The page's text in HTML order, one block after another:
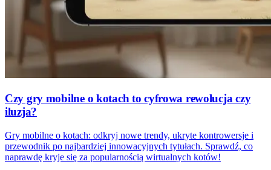
Czy gry mobilne o kotach to cyfrowa rewolucja czy
iluzja?
Gry mobilne o kotach: odkryj nowe trendy, ukryte kontrowersje i
przewodnik po najbardziej innowacyjnych tytułach. Sprawdź, co
naprawdę kryje się za popularnością wirtualnych kotów!